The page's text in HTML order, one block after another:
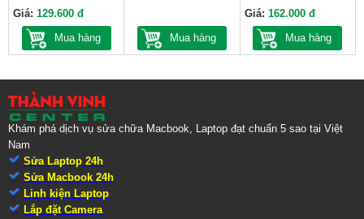
Giá: 129.600 đ
Mua hàng
Mua hàng
Giá: 162.000 đ
Mua hàng
Khám phá dịch vụ sửa chữa Macbook, Laptop đạt chuẩn 5 sao tại Việt
Nam
Sửa Laptop 24h
Sửa Macbook 24h
Linh kiện Laptop
Lắp đặt Camera